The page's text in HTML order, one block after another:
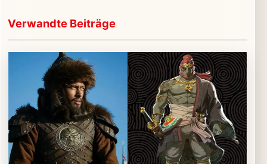
Video im Beitrag abspielen
Verwandte Beiträge